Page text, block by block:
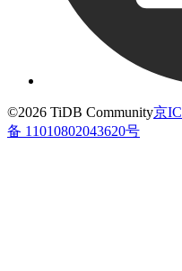
©2026 TiDB Community京
备 11010802043620号